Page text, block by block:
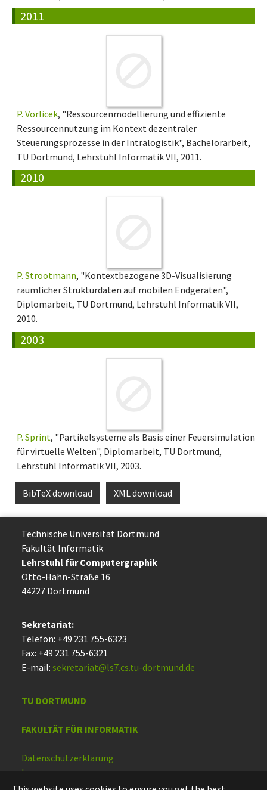
2011
P. Vorlicek, "Ressourcenmodellierung und effiziente
Ressourcennutzung im Kontext dezentraler
Steuerungsprozesse in der Intralogistik", Bachelorarbeit,
TU Dortmund, Lehrstuhl Informatik VII, 2011.
2010
P. Strootmann, "Kontextbezogene 3D-Visualisierung
räumlicher Strukturdaten auf mobilen Endgeräten",
Diplomarbeit, TU Dortmund, Lehrstuhl Informatik VII,
2010.
2003
P. Sprint, "Partikelsysteme als Basis einer Feuersimulation
für virtuelle Welten", Diplomarbeit, TU Dortmund,
Lehrstuhl Informatik VII, 2003.
BibTeX download XML download
Technische Uni­ver­si­tät Dort­mund
Fakultät Informatik
Lehrstuhl für Computergraphik
Otto-Hahn-Straße 16
44227 Dort­mund
Sekretariat:
Telefon: +49 231 755-6323
Fax: +49 231 755-6321
E-mail: sekretariat@ls7.cs.tu-dortmund.de
TU DORTMUND
FAKULTÄT FÜR INFORMATIK
Datenschutzerklärung
Impressum
Barrierefreiheit